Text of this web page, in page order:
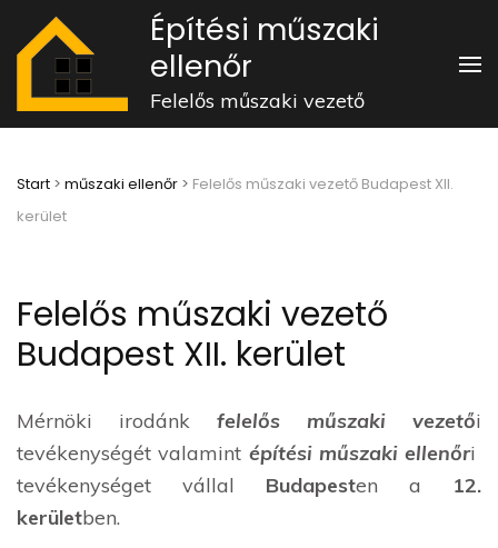
content
(Press
Építési műszaki
ellenőr
Felelős műszaki vezető
Start > műszaki ellenőr > Felelős műszaki vezető Budapest XII.
kerület
Felelős műszaki vezető
Budapest XII. kerület
Mérnöki irodánk felelős műszaki vezetői
tevékenységét valamint építési műszaki ellenőri
tevékenységet vállal Budapesten a 12.
kerületben.